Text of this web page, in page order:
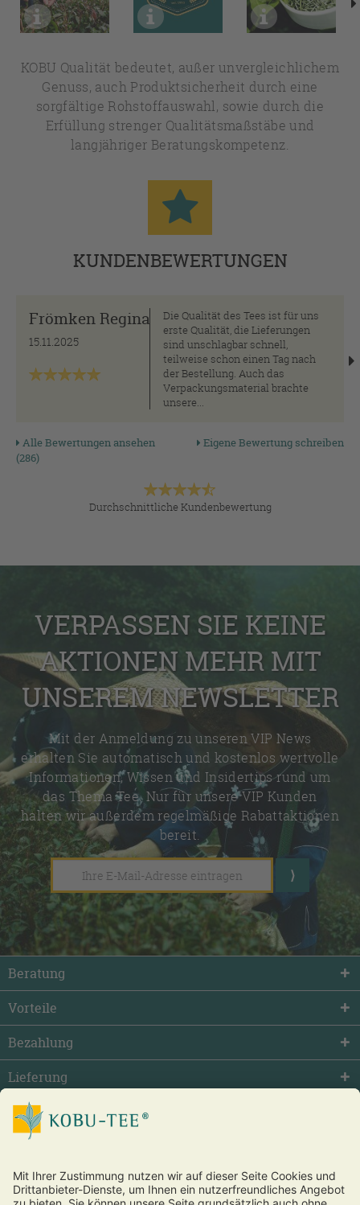
KOBU Qualität bedeutet, außer unvergleichlichem
Genuss, auch Produktsicherheit durch eine
sorgfältige Rohstoffauswahl, sowie durch die
Erfüllung strenger Qualitätsmaßstäbe und
langjähriger Beratungskompetenz.
KUNDENBEWERTUNGEN
Frömken Regina
15.11.2025
Die Qualität des Tees ist für uns
erste Qualität, die Lieferungen
sind unschlagbar schnell,
teilweise schon einen Tag nach
der Bestellung. Auch das
Verpackungsmaterial brachte
unsere...
Alle Bewertungen ansehen
(286)
Eigene Bewertung schreiben
Durchschnittliche Kundenbewertung
VERPASSEN SIE KEINE
AKTIONEN MEHR MIT
UNSEREM NEWSLETTER
Mit der Anmeldung zu unseren VIP News
erhalten Sie automatisch und kostenlos wertvolle
Informationen, Wissen und Insidertips rund um
das Thema Tee. Nur für unsere VIP Kunden
halten wir außerdem regelmäßige Rabattaktionen
bereit.
Beratung
Vorteile
Bezahlung
Lieferung
facebook twitter youtube